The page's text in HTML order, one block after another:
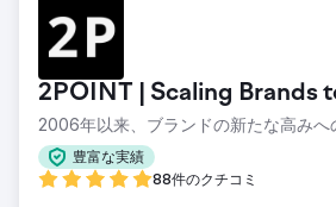
2POINT | Scaling Brands
2006年以来、ブランドの新たな高みへ
豊富な実績
88件のクチコミ